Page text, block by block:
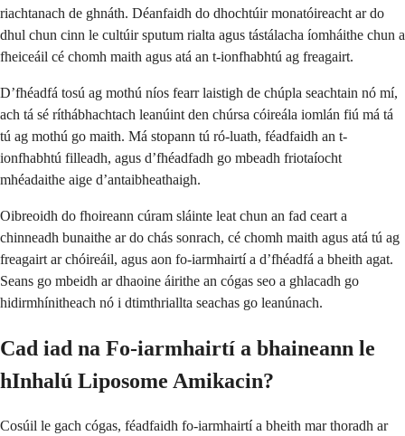
riachtanach de ghnáth. Déanfaidh do dhochtúir monatóireacht ar do
dhul chun cinn le cultúir sputum rialta agus tástálacha íomháithe chun a
fheiceáil cé chomh maith agus atá an t-ionfhabhtú ag freagairt.
D’fhéadfá tosú ag mothú níos fearr laistigh de chúpla seachtain nó mí,
ach tá sé ríthábhachtach leanúint den chúrsa cóireála iomlán fiú má tá
tú ag mothú go maith. Má stopann tú ró-luath, féadfaidh an t-
ionfhabhtú filleadh, agus d’fhéadfadh go mbeadh friotaíocht
mhéadaithe aige d’antaibheathaigh.
Oibreoidh do fhoireann cúram sláinte leat chun an fad ceart a
chinneadh bunaithe ar do chás sonrach, cé chomh maith agus atá tú ag
freagairt ar chóireáil, agus aon fo-iarmhairtí a d’fhéadfá a bheith agat.
Seans go mbeidh ar dhaoine áirithe an cógas seo a ghlacadh go
hidirmhínitheach nó i dtimthriallta seachas go leanúnach.
Cad iad na Fo-iarmhairtí a bhaineann le
hInhalú Liposome Amikacin?
Cosúil le gach cógas, féadfaidh fo-iarmhairtí a bheith mar thoradh ar